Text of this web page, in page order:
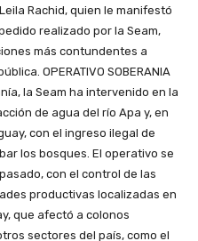
Rachid, quien le manifestó
realizado por la Seam,
más contundentes a
OPERATIVO SOBERANIA
la Seam ha intervenido en la
de agua del río Apa y, en
con el ingreso ilegal de
los bosques. El operativo se
con el control de las
productivas localizadas en
que afectó a colonos
sectores del país, como el